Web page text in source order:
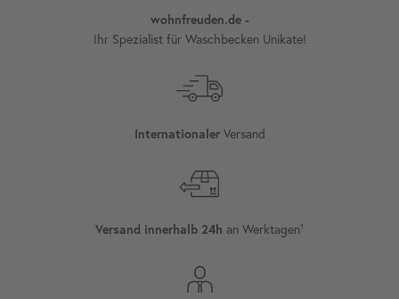
wohnfreuden.de -
Ihr Spezialist für Waschbecken Unikate!
InternationalerVersand
Versand innerhalb 24h an Werktagen¹